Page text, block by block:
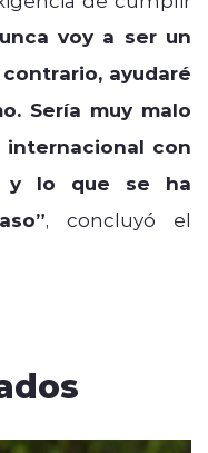
voy a ser un
ayudaré
Sería muy malo
internacional con
y lo que se ha
, concluyó el